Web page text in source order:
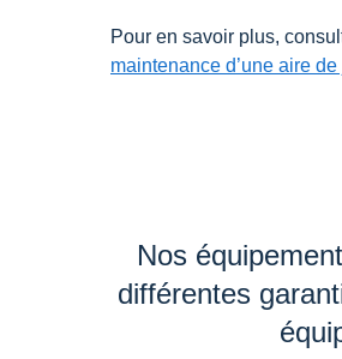
Pour en savoir plus,
maintenance d’une aire
Nos
différentes